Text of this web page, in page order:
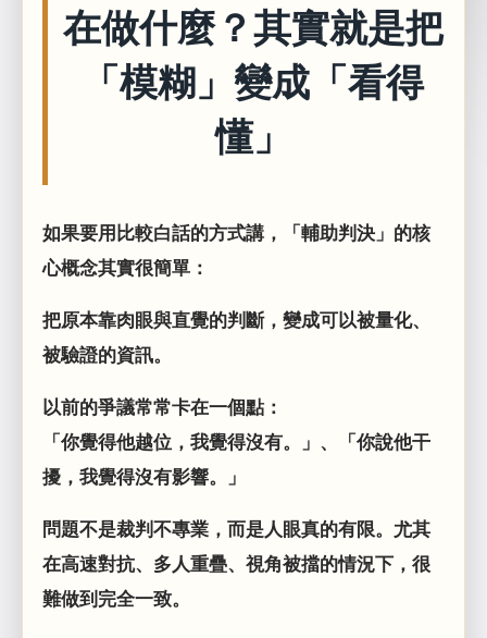
在做什麼？其實就是把
「模糊」變成「看得
懂」
如果要用比較白話的方式講，「輔助判決」的核
心概念其實很簡單：
把原本靠肉眼與直覺的判斷，變成可以被量化、
被驗證的資訊。
以前的爭議常常卡在一個點：
「你覺得他越位，我覺得沒有。」、「你說他干
擾，我覺得沒有影響。」
問題不是裁判不專業，而是人眼真的有限。尤其
在高速對抗、多人重疊、視角被擋的情況下，很
難做到完全一致。